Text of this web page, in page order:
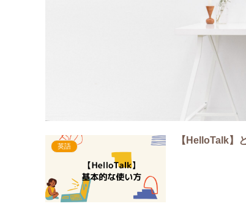
英語
【HelloTalk】